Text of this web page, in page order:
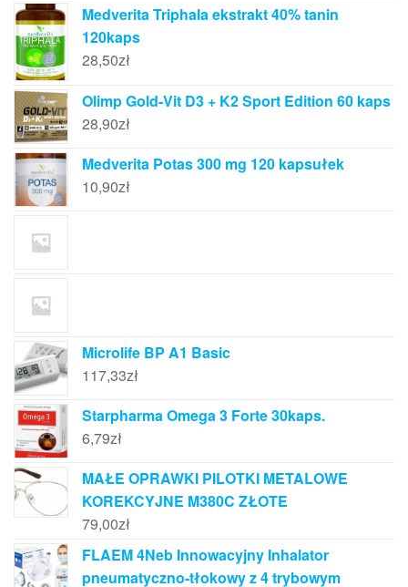
Medverita Triphala ekstrakt 40% tanin
120kaps
28,50zł
Olimp Gold-Vit D3 + K2 Sport Edition 60 kaps
28,90zł
Medverita Potas 300 mg 120 kapsułek
10,90zł
Microlife BP A1 Basic
117,33zł
Starpharma Omega 3 Forte 30kaps.
6,79zł
MAŁE OPRAWKI PILOTKI METALOWE
KOREKCYJNE M380C ZŁOTE
79,00zł
FLAEM 4Neb Innowacyjny Inhalator
pneumatyczno-tłokowy z 4 trybowym